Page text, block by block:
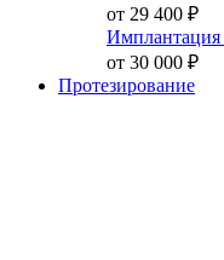
от 29 400 ₽
от 30 000 ₽
Протезирование